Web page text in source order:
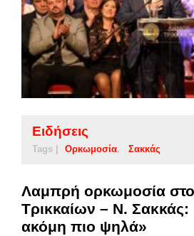
Ειδήσεις
Tags | Ορκωμοσία Σακκάς
Λαμπρή ορκωμοσία
Τρικκαίων – Ν.
ακόμη πιο ψηλά»